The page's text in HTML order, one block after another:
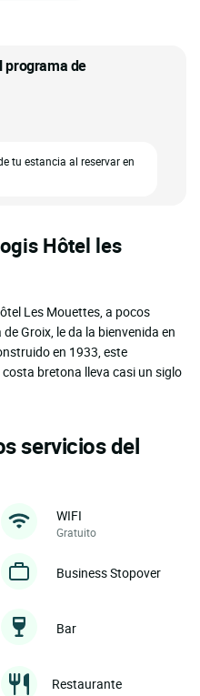
programa de
tu estancia al reservar en
Hôtel les
Les Mouettes, a pocos
Groix, le da la bienvenida en
en 1933, este
bretona lleva casi un siglo
servicios del
WIFI
Gratuito
Business Stopover
Bar
Restaurante